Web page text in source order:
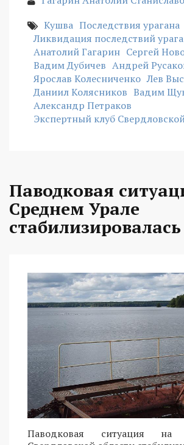
Кушва Последствия урагана
Ликвидация последствий
Анатолий Гагарин Сергей
Вадим Дубичев Андрей
Ярослав Колесниченко Лев
Даниил Колясников Вадим
Александр Петраков
Экспертный клуб
Паводковая
Среднем Урале
стабилизировалась
Паводковая ситуация на